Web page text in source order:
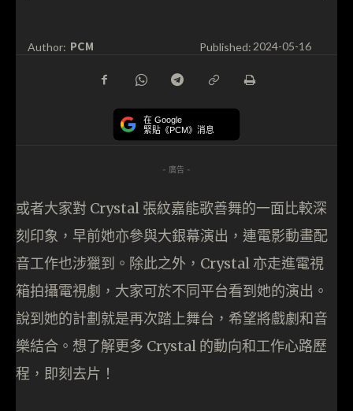
Author: PCM Published:2024-05-16
在 Google
緊貼《PCM》消息
- 廣告 -
或者大家對 Crystal 張紋嘉能歌善舞的一面比較深
刻印象，早前她亦參與大銀幕演出，連電影動畫配
音工作也涉獵到。除此之外，Crystal 亦走進電視
箱拍攝電視劇，大家可於不同平台看到她的演出。
說到她的計劃就是再次踏上舞台，希望將戲劇和音
樂結合。想了解更多 Crystal 的動向和工作心路歷
程，即刻去片！